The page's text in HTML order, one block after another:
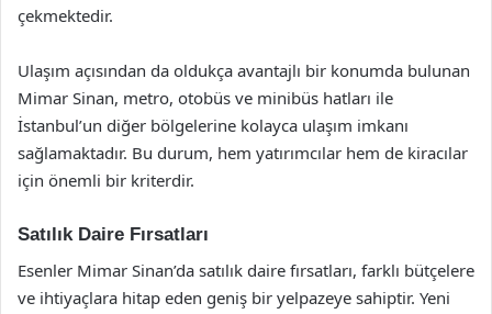
çekmektedir.
Ulaşım açısından da oldukça avantajlı bir konumda bulunan
Mimar Sinan, metro, otobüs ve minibüs hatları ile
İstanbul’un diğer bölgelerine kolayca ulaşım imkanı
sağlamaktadır. Bu durum, hem yatırımcılar hem de kiracılar
için önemli bir kriterdir.
Satılık Daire Fırsatları
Esenler Mimar Sinan’da satılık daire fırsatları, farklı bütçelere
ve ihtiyaçlara hitap eden geniş bir yelpazeye sahiptir. Yeni